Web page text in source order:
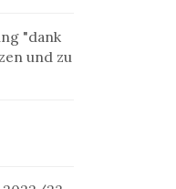
"dank
und zu